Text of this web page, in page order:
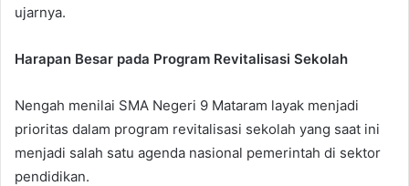
ujarnya.
Harapan Besar pada Program Revitalisasi Sekolah
Nengah menilai SMA Negeri 9 Mataram layak menjadi
prioritas dalam program revitalisasi sekolah yang saat ini
menjadi salah satu agenda nasional pemerintah di sektor
pendidikan.